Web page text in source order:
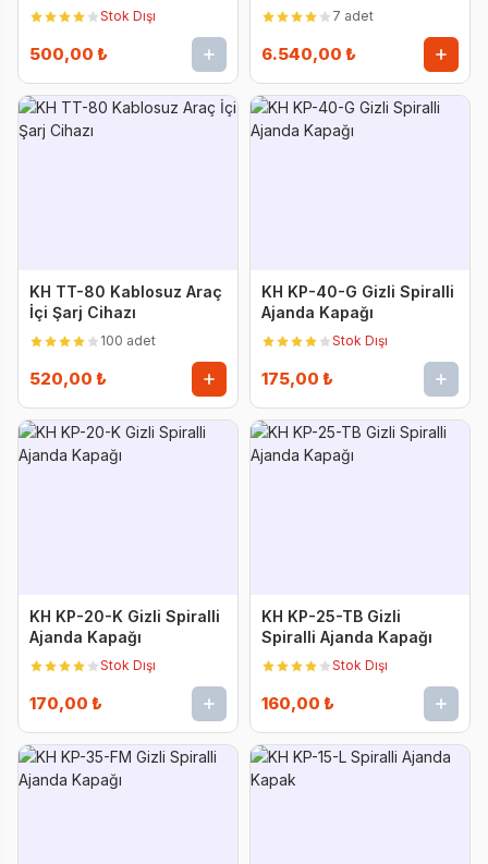
Stok Dışı
500,00 ₺
7 adet
6.540,00 ₺
KH TT-80 Kablosuz Araç
İçi Şarj Cihazı
100 adet
520,00 ₺
KH KP-40-G Gizli Spiralli
Ajanda Kapağı
Stok Dışı
175,00 ₺
KH KP-20-K Gizli Spiralli
Ajanda Kapağı
Stok Dışı
170,00 ₺
KH KP-25-TB Gizli
Spiralli Ajanda Kapağı
Stok Dışı
160,00 ₺